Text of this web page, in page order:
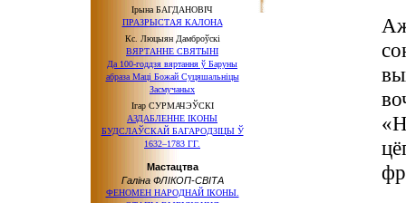
Ірына БАГДАНОВІЧ
ПРАЗРЫСТАЯ КАЛОНА
Кс. Люцыян Дамброўскі
ВЯРТАННЕ СВЯТЫНІ
Да 100-годдзя вяртання ў Баруны
абраза Маці Божай Суцяшальніцы
Засмучаных
Ігар СУРМАЧЭЎСКІ
АЗДАБЛЕННЕ ІКОНЫ
БУДСЛАЎСКАЙ БАГАРОДЗІЦЫ Ў
1632–1783 ГГ.
Мастацтва
Галіна ФЛІКОП-СВІТА
ФЕНОМЕН НАРОДНАЙ ІКОНЫ.